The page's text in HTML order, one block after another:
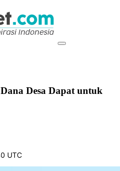
Desa Dapat untuk
UTC